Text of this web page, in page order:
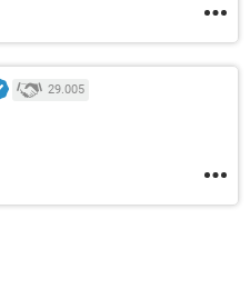
29.005